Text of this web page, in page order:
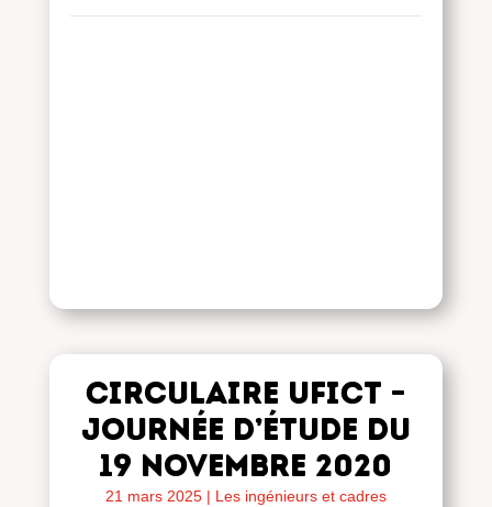
Circulaire UFICT –
Journée d’étude du
19 novembre 2020
21 mars 2025| Les ingénieurs et cadres